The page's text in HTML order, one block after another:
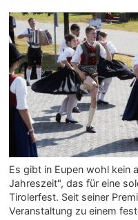
Es gibt in Eupen wohl kein
Jahreszeit", das für eine
Tirolerfest. Seit seiner
Veranstaltung zu einem